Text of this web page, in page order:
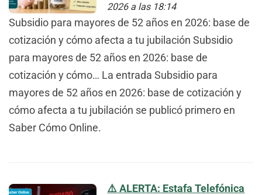
2026 a las 18:14
Subsidio para mayores de 52 años en 2026: base de
cotización y cómo afecta a tu jubilación Subsidio
para mayores de 52 años en 2026: base de
cotización y cómo… La entrada Subsidio para
mayores de 52 años en 2026: base de cotización y
cómo afecta a tu jubilación se publicó primero en
Saber Cómo Online.
⚠️ ALERTA: Estafa Telefónica